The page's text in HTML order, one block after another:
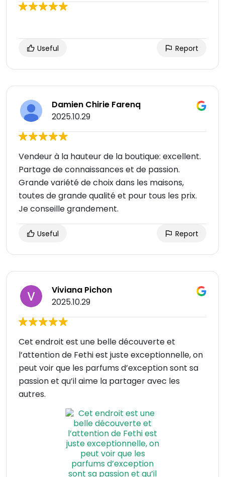
Useful Report
Damien Chirie Farenq
2025.10.29
Vendeur à la hauteur de la boutique: excellent.
Partage de connaissances et de passion.
Grande variété de choix dans les maisons,
toutes de grande qualité et pour tous les prix.
Je conseille grandement.
Useful Report
Viviana Pichon
2025.10.29
Cet endroit est une belle découverte et
l’attention de Fethi est juste exceptionnelle, on
peut voir que les parfums d’exception sont sa
passion et qu’il aime la partager avec les
autres.